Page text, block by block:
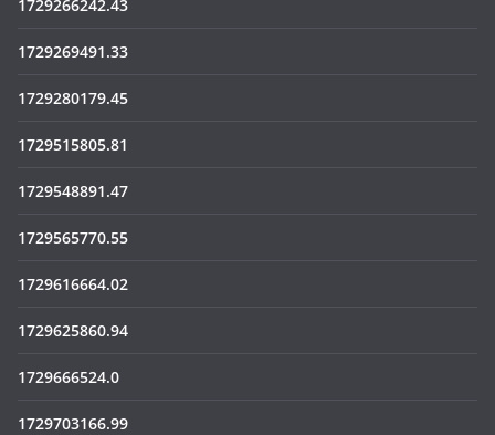
1729266242.43
1729269491.33
1729280179.45
1729515805.81
1729548891.47
1729565770.55
1729616664.02
1729625860.94
1729666524.0
1729703166.99